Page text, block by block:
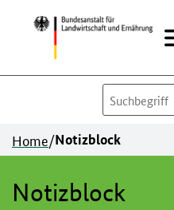
Zum
Inhalt
springen
Home/Notizblock
Notizblock